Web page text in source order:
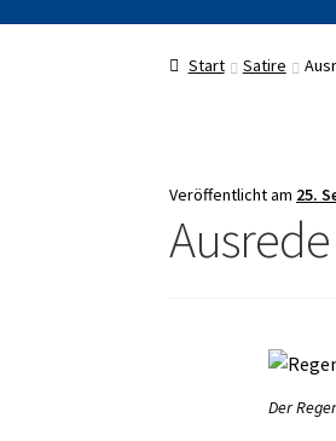
Start Satire
Veröffentlicht am 25.
Der